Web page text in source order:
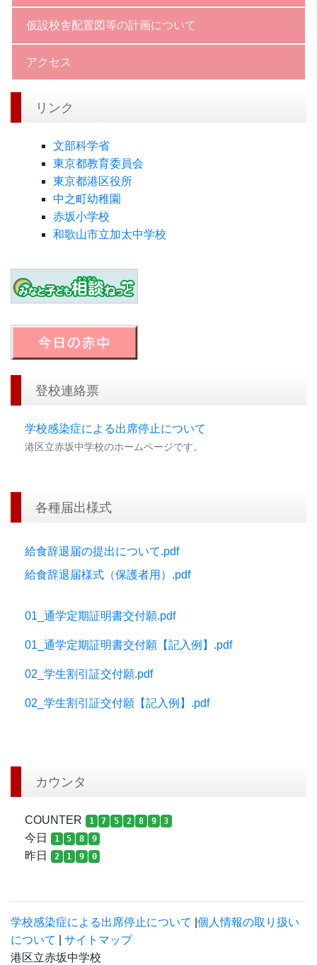
仮設校舎配置図等の計画について
アクセス
リンク
文部科学省
東京都教育委員会
東京都港区役所
中之町幼稚園
赤坂小学校
和歌山市立加太中学校
登校連絡票
学校感染症による出席停止について
港区立赤坂中学校のホームページです。
各種届出様式
給食辞退届の提出について.pdf
給食辞退届様式（保護者用）.pdf
01_通学定期証明書交付願.pdf
01_通学定期証明書交付願【記入例】.pdf
02_学生割引証交付願.pdf
02_学生割引証交付願【記入例】.pdf
カウンタ
COUNTER 1 7 5 2 8 9 3
今日 1 5 8 9
昨日 2 1 9 0
学校感染症による出席停止について 個人情報の取り扱い
について
サイトマップ
港区立赤坂中学校